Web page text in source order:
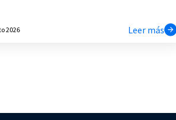
2026 Leer más